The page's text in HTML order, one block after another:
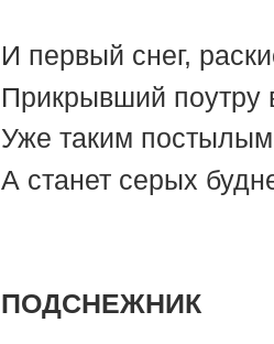
И первый снег,
Прикрывший
Уже таким
А станет серых
ПОДСНЕЖНИК